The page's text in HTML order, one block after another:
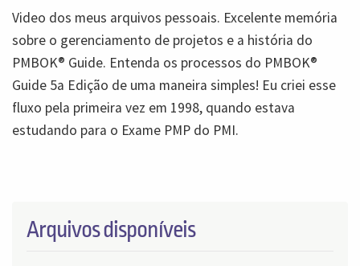
Video dos meus arquivos pessoais. Excelente memória
sobre o gerenciamento de projetos e a história do
PMBOK® Guide. Entenda os processos do PMBOK®
Guide 5a Edição de uma maneira simples! Eu criei esse
fluxo pela primeira vez em 1998, quando estava
estudando para o Exame PMP do PMI.
Arquivos disponíveis